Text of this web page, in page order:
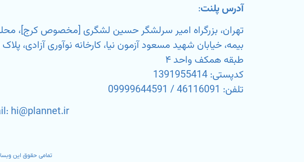
آدرس پلنت:
تهران، بزرگراه امیر سرلشگر حسین لشگری [مخصوص کرج]،
طبقه همکف واحد ۴
کدپستی: 1391955414
تلفن: 46116091 / 09999644591
hi@plannet.ir
تمامی حقوق این